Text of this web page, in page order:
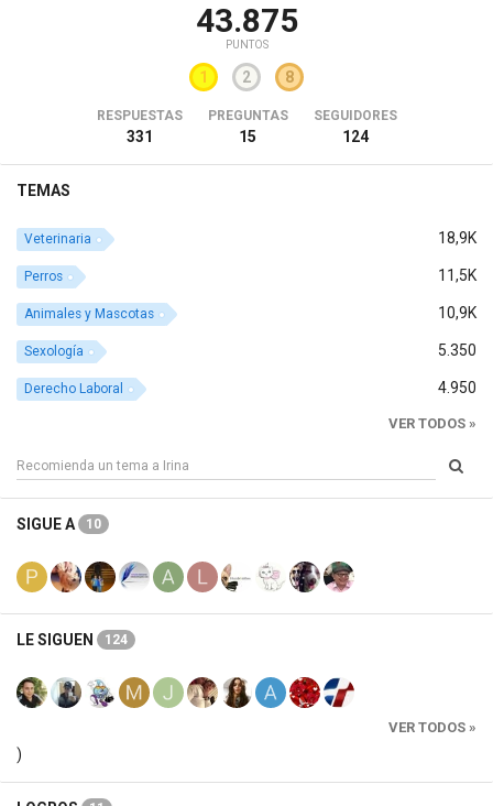
43.875
PUNTOS
1 2 8
RESPUESTAS
331
PREGUNTAS
15
SEGUIDORES
124
TEMAS
18,9K
Veterinaria
11,5K
Perros
10,9K
Animales y Mascotas
5.350
Sexología
4.950
Derecho Laboral
VER TODOS »
SIGUE A 10
LE SIGUEN 124
VER TODOS »
)